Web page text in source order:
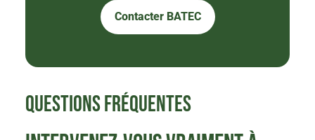
Contacter BATEC
Questions fréquentes